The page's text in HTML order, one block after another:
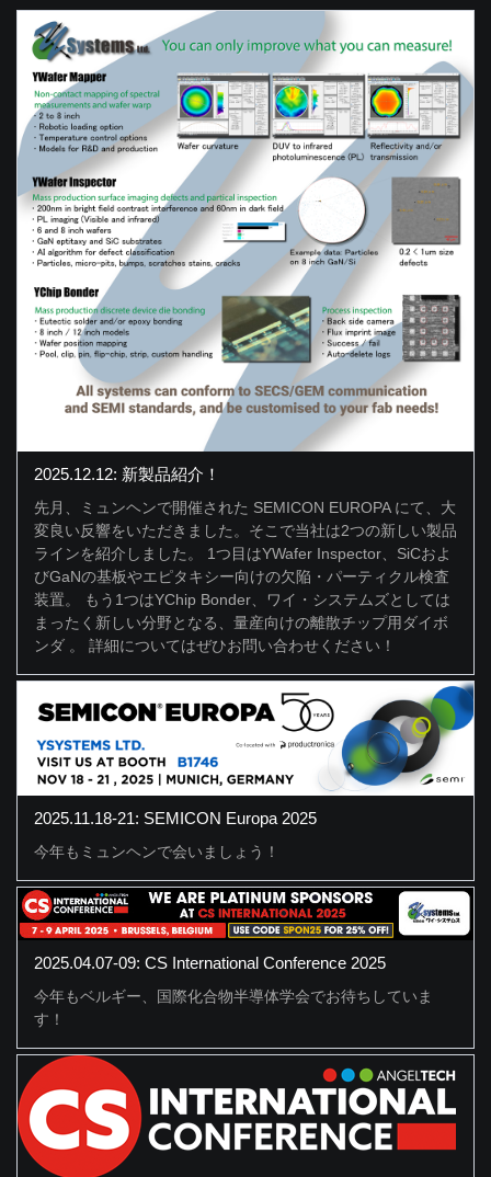
2025.12.12: 新製品紹介！
先月、ミュンヘンで開催された SEMICON EUROPA にて、大
変良い反響をいただきました。そこで当社は2つの新しい製品
ラインを紹介しました。 1つ目はYWafer Inspector、SiCおよ
びGaNの基板やエピタキシー向けの欠陥・パーティクル検査
装置。 もう1つはYChip Bonder、ワイ・システムズとしては
まったく新しい分野となる、量産向けの離散チップ用ダイボ
ンダ 。 詳細についてはぜひお問い合わせください！
2025.11.18-21: SEMICON Europa 2025
今年もミュンヘンで会いましょう！
2025.04.07-09: CS International Conference 2025
今年もベルギー、国際化合物半導体学会でお待ちしていま
す！